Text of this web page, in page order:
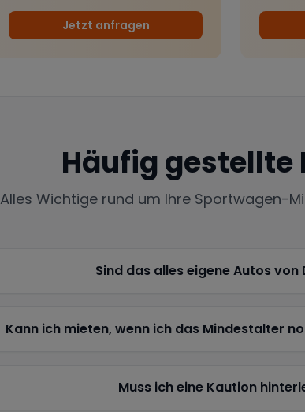
Jetzt anfragen
Häufig gestellte
Alles Wichtige rund um Ihre Sportwagen-
Sind das alles eigene Autos von
Kann ich mieten, wenn ich das Mindestalter
Muss ich eine Kaution